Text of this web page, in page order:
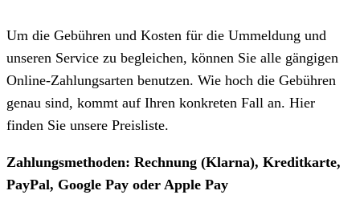
Um die Gebühren und Kosten für die Ummeldung und
unseren Service zu begleichen, können Sie alle gängigen
Online-Zahlungsarten benutzen. Wie hoch die Gebühren
genau sind, kommt auf Ihren konkreten Fall an. Hier
finden Sie unsere Preisliste.
Zahlungsmethoden: Rechnung (Klarna), Kreditkarte,
PayPal, Google Pay oder Apple Pay